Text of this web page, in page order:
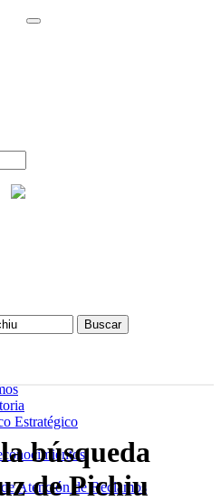
Estratégico
Atención de Reclamos
búsqueda
de Pichiu